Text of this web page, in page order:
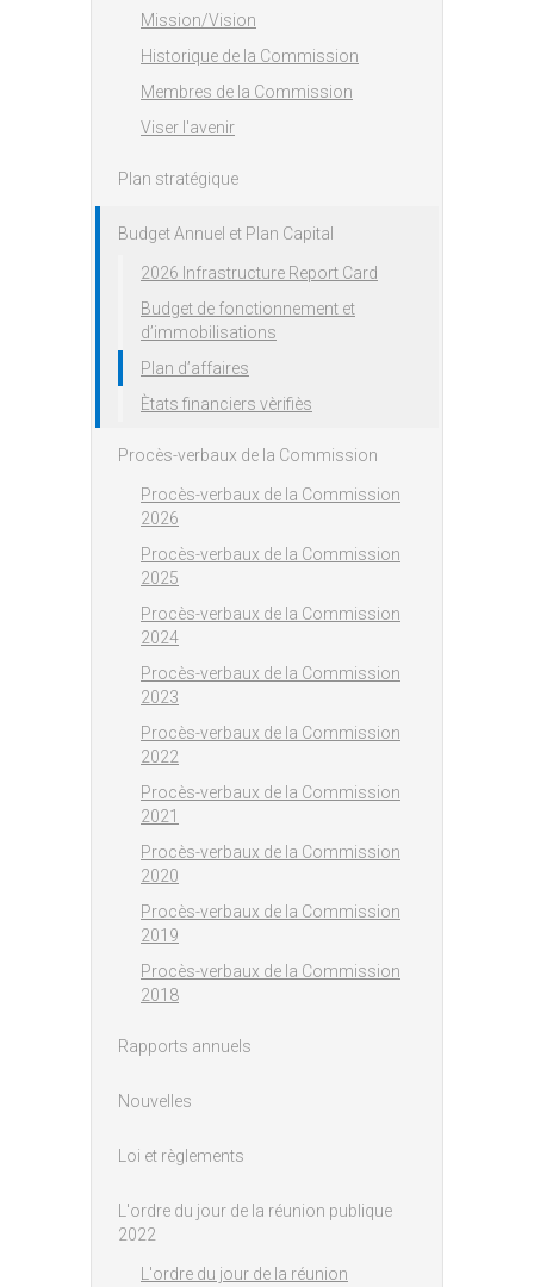
Mission/Vision
Historique de la Commission
Membres de la Commission
Viser l'avenir
Plan stratégique
Budget Annuel et Plan Capital
2026 Infrastructure Report Card
Budget de fonctionnement et
d’immobilisations
Plan d’affaires
Ètats financiers vèrifiès
Procès-verbaux de la Commission
Procès-verbaux de la Commission
2026
Procès-verbaux de la Commission
2025
Procès-verbaux de la Commission
2024
Procès-verbaux de la Commission
2023
Procès-verbaux de la Commission
2022
Procès-verbaux de la Commission
2021
Procès-verbaux de la Commission
2020
Procès-verbaux de la Commission
2019
Procès-verbaux de la Commission
2018
Rapports annuels
Nouvelles
Loi et règlements
L'ordre du jour de la réunion publique
2022
L'ordre du jour de la réunion